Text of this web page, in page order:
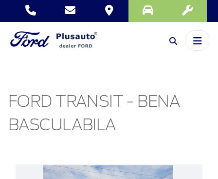
FORD TRANSIT - BENA
BASCULABILA